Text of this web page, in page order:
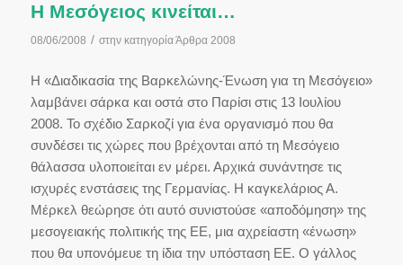
Η Μεσόγειος κινείται…
08/06/2008 / στην κατηγορίαΆρθρα 2008
Η «Διαδικασία της Βαρκελώνης-Ένωση για τη Μεσόγειο»
λαμβάνει σάρκα και οστά στο Παρίσι στις 13 Ιουλίου
2008. Το σχέδιο Σαρκοζί για ένα οργανισμό που θα
συνδέσει τις χώρες που βρέχονται από τη Μεσόγειο
θάλασσα υλοποιείται εν μέρει. Αρχικά συνάντησε τις
ισχυρές ενστάσεις της Γερμανίας. Η καγκελάριος Α.
Μέρκελ θεώρησε ότι αυτό συνιστούσε «αποδόμηση» της
μεσογειακής πολιτικής της ΕΕ, μια αχρείαστη «ένωση»
που θα υπονόμευε τη ίδια την υπόσταση ΕΕ. Ο γάλλος